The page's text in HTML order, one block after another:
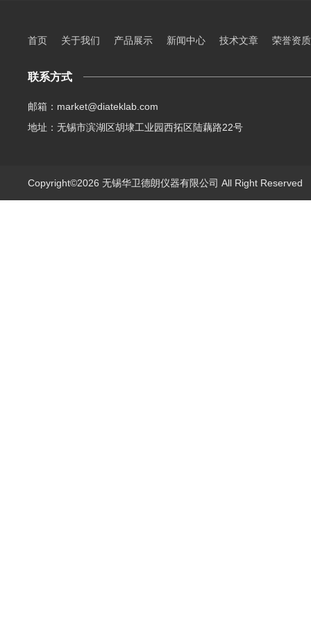
首页 关于我们 产品展示 新闻中心 技术文章 荣誉资质
联系方式
邮箱：market@diateklab.com
地址：无锡市滨湖区胡埭工业园西拓区陆藕路22号
Copyright©2026 无锡华卫德朗仪器有限公司 All Right